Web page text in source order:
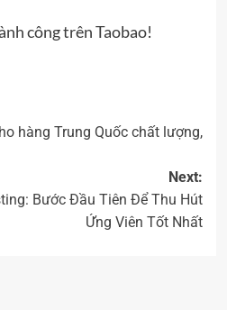
công trên Taobao!
hàng Trung Quốc chất lượng,
Next:
Bước Đầu Tiên Để Thu Hút
Ứng Viên Tốt Nhất